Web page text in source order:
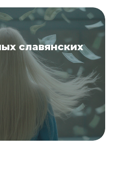
славянских